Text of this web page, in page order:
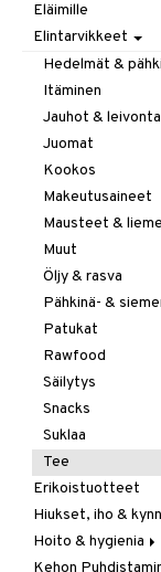
Eläimille
Elintarvikkeet
Hedelmät &
Itäminen
Jauhot & leivonta
Juomat
Kookos
Makeutusaineet
Mausteet &
Muut
Öljy & rasva
Pähkinä- &
Patukat
Rawfood
Säilytys
Snacks
Suklaa
Tee
Erikoistuotteet
Hiukset, iho &
Aurinko &
Hiukset
Hoito & hygienia
Aurinkosuoja
Kehon